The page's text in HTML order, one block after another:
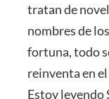
tratan de
nombres de
fortuna, todo
reinventa en
Estoy leyendo